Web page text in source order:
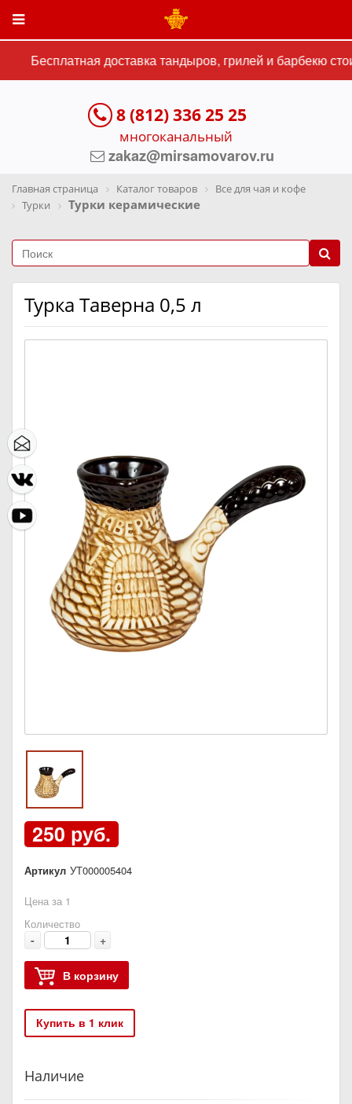
Бесплатная доставка тандыров, грилей и барбекю
8 (812) 336 25 25
многоканальный
zakaz@mirsamovarov.ru
Главная страница Каталог товаров
Все для чая и кофе
Турки
Турки керамические
Турка Таверна 0,5 л
250 руб.
Артикул УТ000005404
Цена за 1
Количество
- +
В корзину
Купить в 1 клик
Наличие